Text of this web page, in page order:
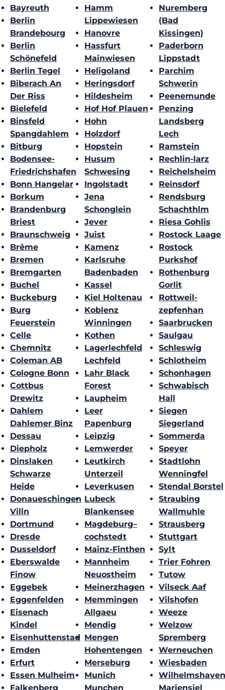
Bayreuth
Berlin
Brandebourg
Berlin
Schönefeld
Berlin Tegel
Biberach An
Der Riss
Bielefeld
Binsfeld
Spangdahlem
Bitburg
Bodensee-
Friedrichshafen
Bonn Hangelar
Borkum
Brandenburg
Briest
Braunschweig
Brême
Bremen
Bremgarten
Buchel
Buckeburg
Burg
Feuerstein
Celle
Chemnitz
Coleman AB
Cologne Bonn
Cottbus
Drewitz
Dahlem
Dahlemer Binz
Dessau
Diepholz
Dinslaken
Schwarze
Heide
Donaueschingen
Villn
Dortmund
Dresde
Dusseldorf
Eberswalde
Finow
Eggebek
Eggenfelden
Eisenach
Kindel
Eisenhuttenstad
Emden
Erfurt
Essen Mulheim
Falkenberg
Hamm
Lippewiesen
Hanovre
Hassfurt
Mainwiesen
Heligoland
Heringsdorf
Hildesheim
Hof Hof Plauen
Hohn
Holzdorf
Hopstein
Husum
Schwesing
Ingolstadt
Jena
Schonglein
Jever
Juist
Kamenz
Karlsruhe
Badenbaden
Kassel
Kiel Holtenau
Koblenz
Winningen
Kothen
Lagerlechfeld
Lechfeld
Lahr Black
Forest
Laupheim
Leer
Papenburg
Leipzig
Lemwerder
Leutkirch
Unterzeil
Leverkusen
Lubeck
Blankensee
Magdeburg–
cochstedt
Mainz-Finthen
Mannheim
Neuostheim
Meinerzhagen
Memmingen
Allgaeu
Mendig
Mengen
Hohentengen
Merseburg
Munich
Munchen
Nuremberg
(Bad
Kissingen)
Paderborn
Lippstadt
Parchim
Schwerin
Peenemunde
Penzing
Landsberg
Lech
Ramstein
Rechlin-larz
Reichelsheim
Reinsdorf
Rendsburg
Schachthlm
Riesa Gohlis
Rostock Laage
Rostock
Purkshof
Rothenburg
Gorlit
Rottweil-
zepfenhan
Saarbrucken
Saulgau
Schleswig
Schlotheim
Schonhagen
Schwabisch
Hall
Siegen
Siegerland
Sommerda
Speyer
Stadtlohn
Wenningfel
Stendal Borstel
Straubing
Wallmuhle
Strausberg
Stuttgart
Sylt
Trier Fohren
Tutow
Vilseck Aaf
Vilshofen
Weeze
Welzow
Spremberg
Werneuchen
Wiesbaden
Wilhelmshaven
Mariensiel